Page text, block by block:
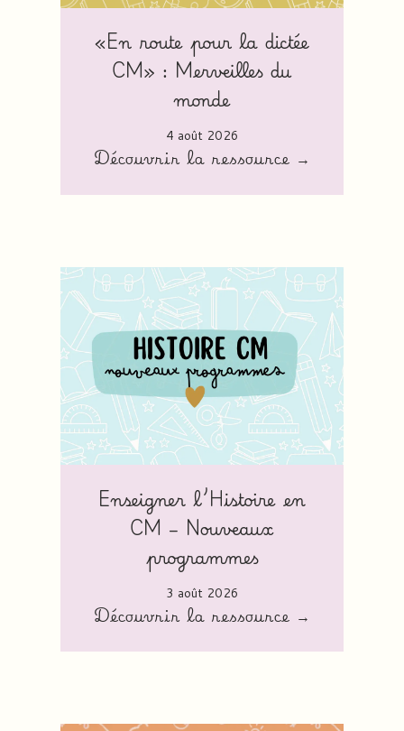
«En route pour la dictée
CM» : Merveilles du
monde
4 août 2026
Découvrir la ressource →
Enseigner l’Histoire en
CM – Nouveaux
programmes
3 août 2026
Découvrir la ressource →